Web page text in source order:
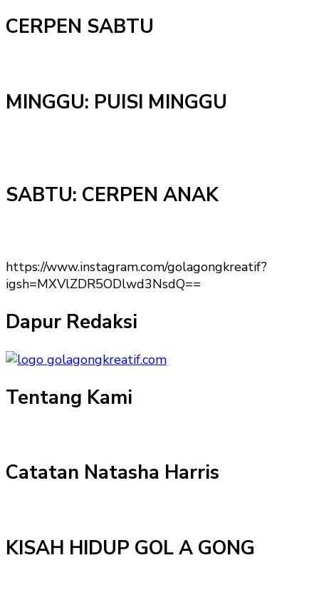
CERPEN SABTU
MINGGU: PUISI MINGGU
SABTU: CERPEN ANAK
https://www.instagram.com/golagongkreatif?
igsh=MXVlZDR5ODlwd3NsdQ==
Dapur Redaksi
Tentang Kami
Catatan Natasha Harris
KISAH HIDUP GOL A GONG